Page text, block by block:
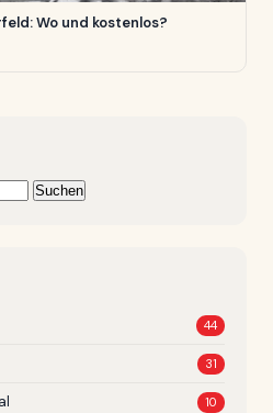
Wo und kostenlos?
44
31
10